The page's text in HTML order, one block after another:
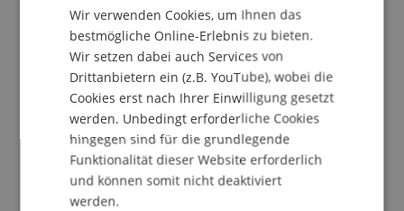
Registrierung
Die Einhaltung sämtlicher Vorschriften im Bereich
der Geldwäscheprävention stellt viele
Sorgfaltspflichtige vor grosse
Herausforderungen. Schliesslich muss nicht nur
ein Überblick über sämtliche Regelungen
gewahrt, sondern auch ein Missbrauch zu
Zwecken von Geldwäscherei- oder
Wir verwenden Cookies, um Ihnen das
bestmögliche Online-Erlebnis zu bieten.
Wir setzen dabei auch Services von
Drittanbietern ein (z.B. YouTube), wobei die
Cookies erst nach Ihrer Einwilligung gesetzt
werden. Unbedingt erforderliche Cookies
hingegen sind für die grundlegende
Funktionalität dieser Website erforderlich
und können somit nicht deaktiviert
werden.